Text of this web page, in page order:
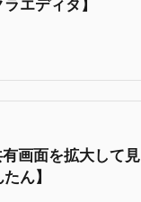
エディタ】
有画面を拡大して見
ん】